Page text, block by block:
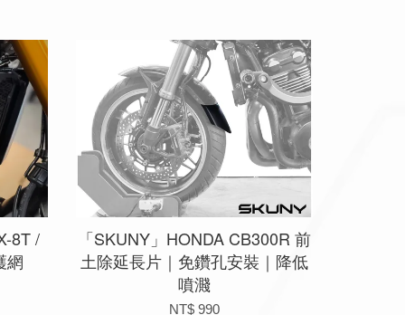
8T /
網
「SKUNY」HONDA CB300R 前
土除延長片｜免鑽孔安裝｜降低
噴濺
NT$ 990